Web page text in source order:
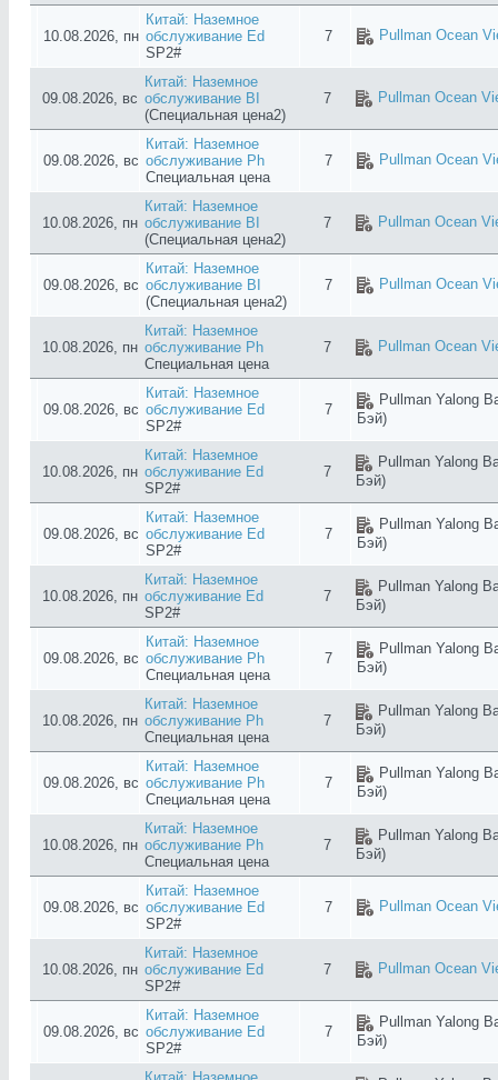
10.08.2026, пн
Китай: Наземное
обслуживание Ed
SP2#
7 Pullman Ocean
09.08.2026, вс
Китай: Наземное
обслуживание BI
(Специальная цена2)
7 Pullman Ocean
09.08.2026, вс
Китай: Наземное
обслуживание Ph
Специальная цена
7 Pullman Ocean
10.08.2026, пн
Китай: Наземное
обслуживание BI
(Специальная цена2)
7 Pullman Ocean
09.08.2026, вс
Китай: Наземное
обслуживание BI
(Специальная цена2)
7 Pullman Ocean
10.08.2026, пн
Китай: Наземное
обслуживание Ph
Специальная цена
7 Pullman Ocean
09.08.2026, вс
Китай: Наземное
обслуживание Ed
SP2#
7
Pullman Yalong
Бэй)
10.08.2026, пн
Китай: Наземное
обслуживание Ed
SP2#
7
Pullman Yalong
Бэй)
09.08.2026, вс
Китай: Наземное
обслуживание Ed
SP2#
7
Pullman Yalong
Бэй)
10.08.2026, пн
Китай: Наземное
обслуживание Ed
SP2#
7
Pullman Yalong
Бэй)
09.08.2026, вс
Китай: Наземное
обслуживание Ph
Специальная цена
7
Pullman Yalong
Бэй)
10.08.2026, пн
Китай: Наземное
обслуживание Ph
Специальная цена
7
Pullman Yalong
Бэй)
09.08.2026, вс
Китай: Наземное
обслуживание Ph
Специальная цена
7
Pullman Yalong
Бэй)
10.08.2026, пн
Китай: Наземное
обслуживание Ph
Специальная цена
7
Pullman Yalong
Бэй)
09.08.2026, вс
Китай: Наземное
обслуживание Ed
SP2#
7 Pullman Ocean
10.08.2026, пн
Китай: Наземное
обслуживание Ed
SP2#
7 Pullman Ocean
09.08.2026, вс
Китай: Наземное
обслуживание Ed
SP2#
7
Pullman Yalong
Бэй)